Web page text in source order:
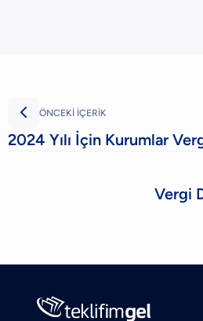
 ÖNCEKİ İÇERİK
2024 Yılı İçin Kurumlar
Vergi